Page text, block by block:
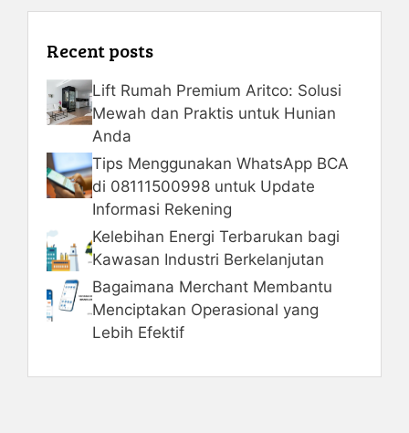
Recent posts
Lift Rumah Premium Aritco: Solusi
Mewah dan Praktis untuk Hunian
Anda
Tips Menggunakan WhatsApp BCA
di 08111500998 untuk Update
Informasi Rekening
Kelebihan Energi Terbarukan bagi
Kawasan Industri Berkelanjutan
Bagaimana Merchant Membantu
Menciptakan Operasional yang
Lebih Efektif